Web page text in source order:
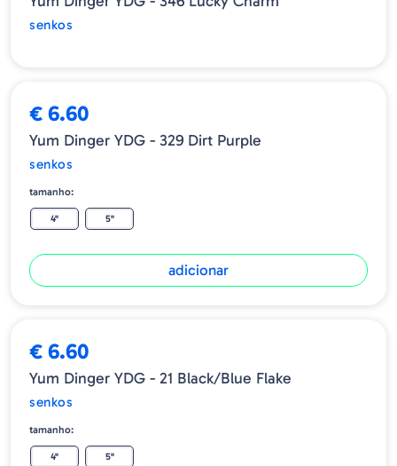
senkos
€ 6.60
Yum Dinger YDG - 329 Dirt Purple
senkos
tamanho:
4" 5"
adicionar
€ 6.60
Yum Dinger YDG - 21 Black/Blue Flake
senkos
tamanho:
4" 5"